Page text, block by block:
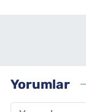
Yorumlar